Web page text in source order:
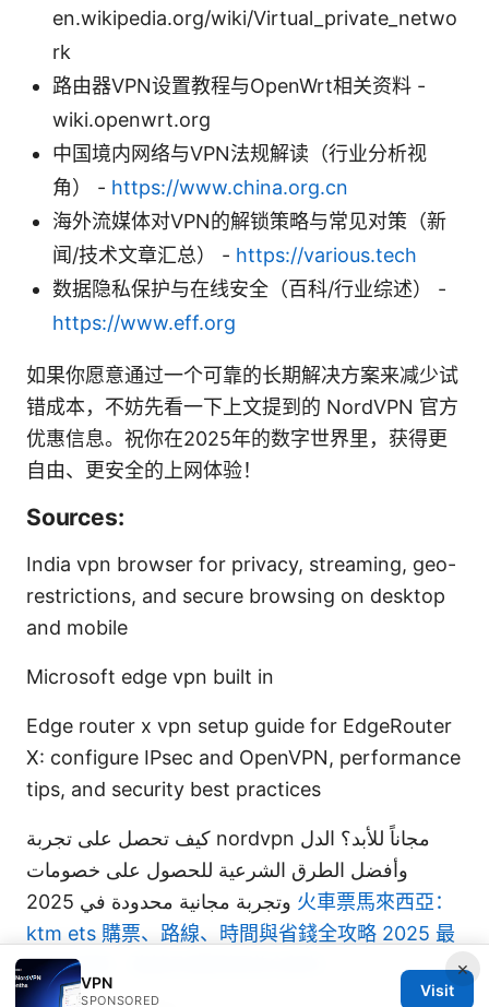
en.wikipedia.org/wiki/Virtual_private_netwo
rk
路由器VPN设置教程与OpenWrt相关资料 -
wiki.openwrt.org
中国境内网络与VPN法规解读（行业分析视
角） - https://www.china.org.cn
海外流媒体对VPN的解锁策略与常见对策（新
闻/技术文章汇总） - https://various.tech
数据隐私保护与在线安全（百科/行业综述） -
https://www.eff.org
如果你愿意通过一个可靠的长期解决方案来减少试
错成本，不妨先看一下上文提到的 NordVPN 官方
优惠信息。祝你在2025年的数字世界里，获得更
自由、更安全的上网体验！
Sources:
India vpn browser for privacy, streaming, geo-
restrictions, and secure browsing on desktop
and mobile
Microsoft edge vpn built in
Edge router x vpn setup guide for EdgeRouter
X: configure IPsec and OpenVPN, performance
tips, and security best practices
كيف تحصل على تجربة nordvpn مجاناً للأبد؟ الدل
وأفضل الطرق الشرعية للحصول على خصومات
火車票馬來西亞：
ktm ets 購票、路線、時間與省錢全攻略 2025 最
新版 票價、路線及購票渠道全解析
×
VPN
SPONSORED
Visit